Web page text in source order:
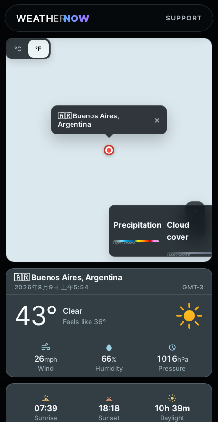
WEATHERNOW SUPPORT
°C °F
🇦🇷 Buenos Aires,
Argentina
×
Precipitation
LightExtreme
Cloud
cover
ClearOvercast
🇦🇷 Buenos Aires, Argentina
2026年8月9日 上午5:54 GMT-3
43° Clear
Feels like 36°
26mph
Wind
66%
Humidity
1016hPa
Pressure
Sunrise
07:39
Sunset
18:18
Daylight
10h 39m